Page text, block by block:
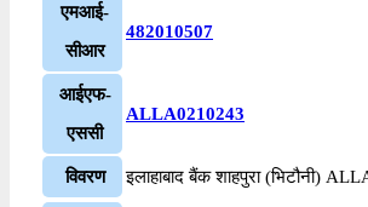
एमआई-
सीआर
482010507
आईएफ-
एससी
ALLA0210243
विवरण इलाहाबाद बैंक शाहपुरा (भिटौनी)